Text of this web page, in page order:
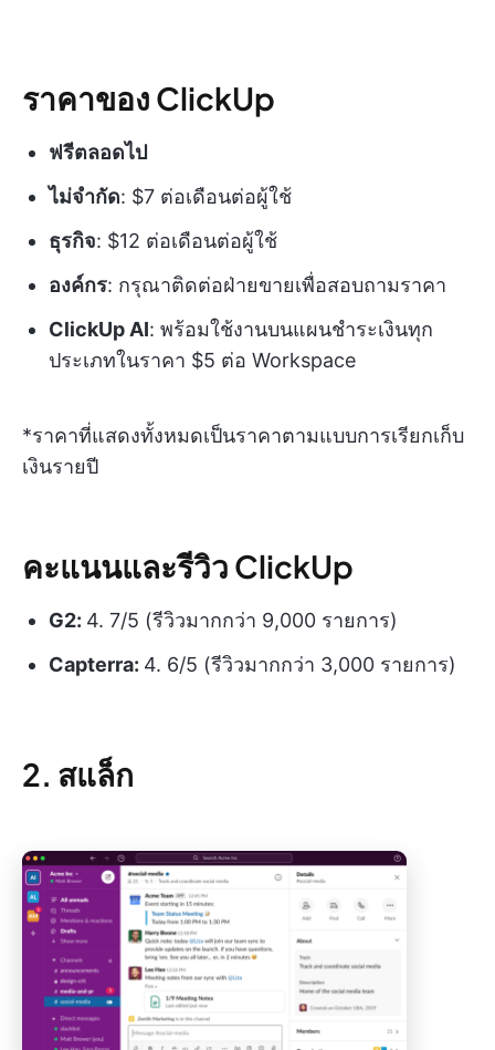
ราคาของ ClickUp
ฟรีตลอดไป
ไม่จำกัด: $7 ต่อเดือนต่อผู้ใช้
ธุรกิจ: $12 ต่อเดือนต่อผู้ใช้
องค์กร: กรุณาติดต่อฝ่ายขายเพื่อสอบถามราคา
ClickUp AI: พร้อมใช้งานบนแผนชำระเงินทุก
ประเภทในราคา $5 ต่อ Workspace
*ราคาที่แสดงทั้งหมดเป็นราคาตามแบบการเรียกเก็บ
เงินรายปี
คะแนนและรีวิว ClickUp
G2: 4. 7/5 (รีวิวมากกว่า 9,000 รายการ)
Capterra: 4. 6/5 (รีวิวมากกว่า 3,000 รายการ)
2. สแล็ก